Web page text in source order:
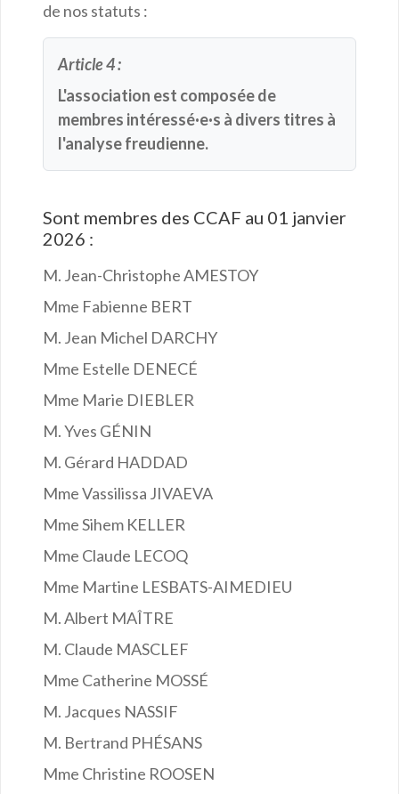
de nos statuts :
Article 4 :
L'association est composée de
membres intéressé·e·s à divers titres à
l'analyse freudienne.
Sont membres des CCAF au 01 janvier
2026 :
M. Jean-Christophe AMESTOY
Mme Fabienne BERT
M. Jean Michel DARCHY
Mme Estelle DENECÉ
Mme Marie DIEBLER
M. Yves GÉNIN
M. Gérard HADDAD
Mme Vassilissa JIVAEVA
Mme Sihem KELLER
Mme Claude LECOQ
Mme Martine LESBATS-AIMEDIEU
M. Albert MAÎTRE
M. Claude MASCLEF
Mme Catherine MOSSÉ
M. Jacques NASSIF
M. Bertrand PHÉSANS
Mme Christine ROOSEN